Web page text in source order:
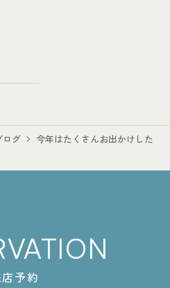
ログ
今年はたくさんお出かけした
予約